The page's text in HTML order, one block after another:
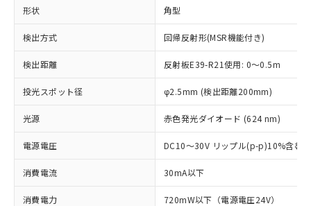
形状 角型
検出方式 回帰反射形(MSR機能付き)
検出距離 反射板E39-R21使用: 0～0.5m
投光スポット径 φ2.5mm (検出距離200mm)
光源 赤色発光ダイオード (624 nm)
電源電圧 DC10～30V リップル(p-p)10%含む
消費電流 30mA以下
消費電力 720mW以下（電源電圧24V）